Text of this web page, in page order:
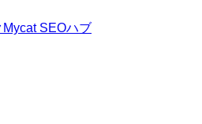
Mycat SEOハブ